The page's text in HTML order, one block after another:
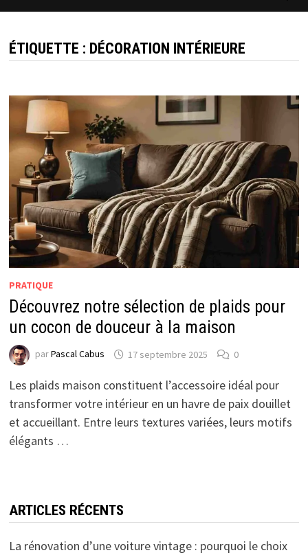
ÉTIQUETTE : DÉCORATION INTÉRIEURE
PRATIQUE
Découvrez notre sélection de plaids pour
un cocon de douceur à la maison
parPascal Cabus 17 septembre 2025 0
Les plaids maison constituent l’accessoire idéal pour
transformer votre intérieur en un havre de paix douillet
et accueillant. Entre leurs textures variées, leurs motifs
élégants …
ARTICLES RÉCENTS
La rénovation d’une voiture vintage : pourquoi le choix